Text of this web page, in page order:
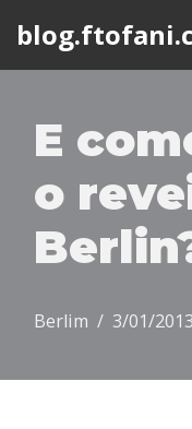
content
E
o
Berlim 3/01/2013